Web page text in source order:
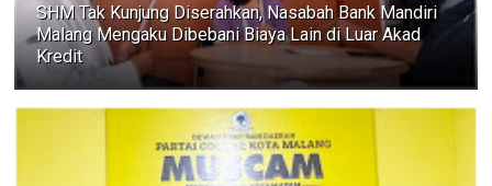
SHM Tak Kunjung Diserahkan, Nasabah Bank Mandiri
Malang Mengaku Dibebani Biaya Lain di Luar Akad
Kredit